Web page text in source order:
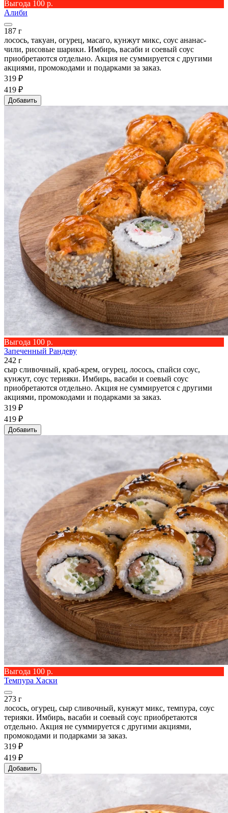
Выгода 100 р.
Алиби
187 г
лосось, такуан, огурец, масаго, кунжут микс, соус ананас-
чили, рисовые шарики. Имбирь, васаби и соевый соус
приобретаются отдельно. Акция не суммируется с другими
акциями, промокодами и подарками за заказ.
319 ₽
419 ₽
Добавить
Выгода 100 р.
Запеченный Рандеву
242 г
сыр сливочный, краб-крем, огурец, лосось, спайси соус,
кунжут, соус терияки. Имбирь, васаби и соевый соус
приобретаются отдельно. Акция не суммируется с другими
акциями, промокодами и подарками за заказ.
319 ₽
419 ₽
Добавить
Выгода 100 р.
Темпура Хаски
273 г
лосось, огурец, сыр сливочный, кунжут микс, темпура, соус
терияки. Имбирь, васаби и соевый соус приобретаются
отдельно. Акция не суммируется с другими акциями,
промокодами и подарками за заказ.
319 ₽
419 ₽
Добавить